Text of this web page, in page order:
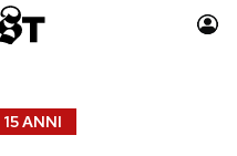
15 ANNI